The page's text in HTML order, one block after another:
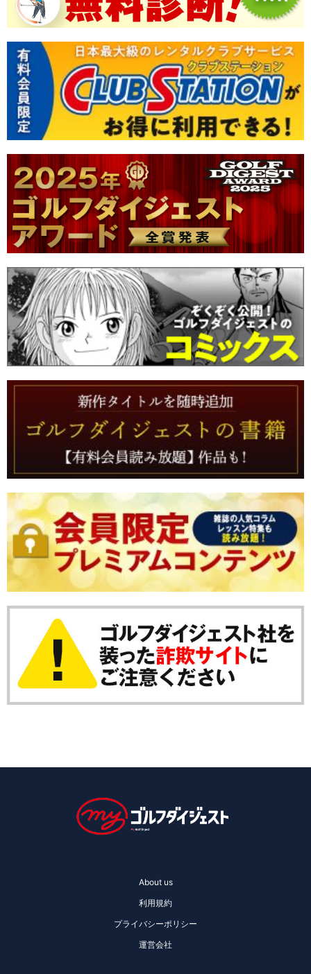
About us
利用規約
プライバシーポリシー
運営会社